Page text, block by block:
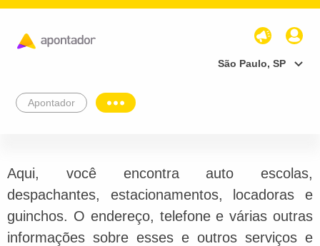
São Paulo, SP
Apontador
Aqui, você encontra auto escolas,
despachantes, estacionamentos, locadoras e
guinchos. O endereço, telefone e várias outras
informações sobre esses e outros serviços e